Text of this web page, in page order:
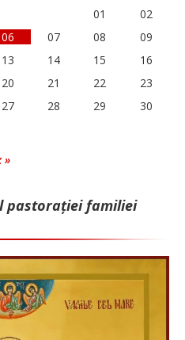
01
02
06 07 08
09
13 14 15
16
20 21 22
23
27 28 29
30
»
pastorației familiei